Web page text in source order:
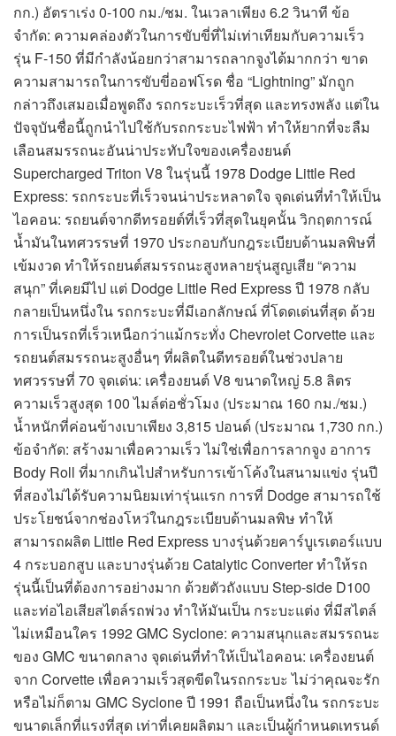
กก.) อัตราเร่ง 0-100 กม./ชม. ในเวลาเพียง 6.2 วินาที ข้อ
จำกัด: ความคล่องตัวในการขับขี่ที่ไม่เท่าเทียมกับความเร็ว
รุ่น F-150 ที่มีกำลังน้อยกว่าสามารถลากจูงได้มากกว่า ขาด
ความสามารถในการขับขี่ออฟโรด ชื่อ “Lightning” มักถูก
กล่าวถึงเสมอเมื่อพูดถึง รถกระบะเร็วที่สุด และทรงพลัง แต่ใน
ปัจจุบันชื่อนี้ถูกนำไปใช้กับรถกระบะไฟฟ้า ทำให้ยากที่จะลืม
เลือนสมรรถนะอันน่าประทับใจของเครื่องยนต์
Supercharged Triton V8 ในรุ่นนี้ 1978 Dodge Little Red
Express: รถกระบะที่เร็วจนน่าประหลาดใจ จุดเด่นที่ทำให้เป็น
ไอคอน: รถยนต์จากดีทรอยต์ที่เร็วที่สุดในยุคนั้น วิกฤตการณ์
น้ำมันในทศวรรษที่ 1970 ประกอบกับกฎระเบียบด้านมลพิษที่
เข้มงวด ทำให้รถยนต์สมรรถนะสูงหลายรุ่นสูญเสีย “ความ
สนุก” ที่เคยมีไป แต่ Dodge Little Red Express ปี 1978 กลับ
กลายเป็นหนึ่งใน รถกระบะที่มีเอกลักษณ์ ที่โดดเด่นที่สุด ด้วย
การเป็นรถที่เร็วเหนือกว่าแม้กระทั่ง Chevrolet Corvette และ
รถยนต์สมรรถนะสูงอื่นๆ ที่ผลิตในดีทรอยต์ในช่วงปลาย
ทศวรรษที่ 70 จุดเด่น: เครื่องยนต์ V8 ขนาดใหญ่ 5.8 ลิตร
ความเร็วสูงสุด 100 ไมล์ต่อชั่วโมง (ประมาณ 160 กม./ชม.)
น้ำหนักที่ค่อนข้างเบาเพียง 3,815 ปอนด์ (ประมาณ 1,730 กก.)
ข้อจำกัด: สร้างมาเพื่อความเร็ว ไม่ใช่เพื่อการลากจูง อาการ
Body Roll ที่มากเกินไปสำหรับการเข้าโค้งในสนามแข่ง รุ่นปี
ที่สองไม่ได้รับความนิยมเท่ารุ่นแรก การที่ Dodge สามารถใช้
ประโยชน์จากช่องโหว่ในกฎระเบียบด้านมลพิษ ทำให้
สามารถผลิต Little Red Express บางรุ่นด้วยคาร์บูเรเตอร์แบบ
4 กระบอกสูบ และบางรุ่นด้วย Catalytic Converter ทำให้รถ
รุ่นนี้เป็นที่ต้องการอย่างมาก ด้วยตัวถังแบบ Step-side D100
และท่อไอเสียสไตล์รถพ่วง ทำให้มันเป็น กระบะแต่ง ที่มีสไตล์
ไม่เหมือนใคร 1992 GMC Syclone: ความสนุกและสมรรถนะ
ของ GMC ขนาดกลาง จุดเด่นที่ทำให้เป็นไอคอน: เครื่องยนต์
จาก Corvette เพื่อความเร็วสุดขีดในรถกระบะ ไม่ว่าคุณจะรัก
หรือไม่ก็ตาม GMC Syclone ปี 1991 ถือเป็นหนึ่งใน รถกระบะ
ขนาดเล็กที่แรงที่สุด เท่าที่เคยผลิตมา และเป็นผู้กำหนดเทรนด์